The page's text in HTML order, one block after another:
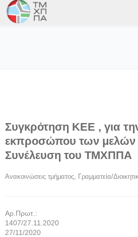
Συγκρότηση ΚΕΕ , για
εκπροσώπου των μελών
Συνέλευση του ΤΜΧΠΠΑ
Ανακοινώσεις τμήματος, Γραμματεία/
Αρ.Πρωτ.:
1407/
27/11/2020